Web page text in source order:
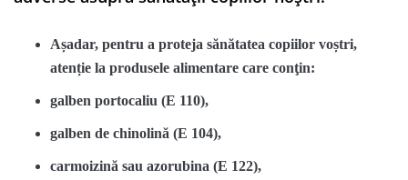
Așadar, pentru a proteja sănătatea copiilor voștri,
atenție la produsele alimentare care conţin:
galben portocaliu (E 110),
galben de chinolină (E 104),
carmoizină sau azorubina (E 122),